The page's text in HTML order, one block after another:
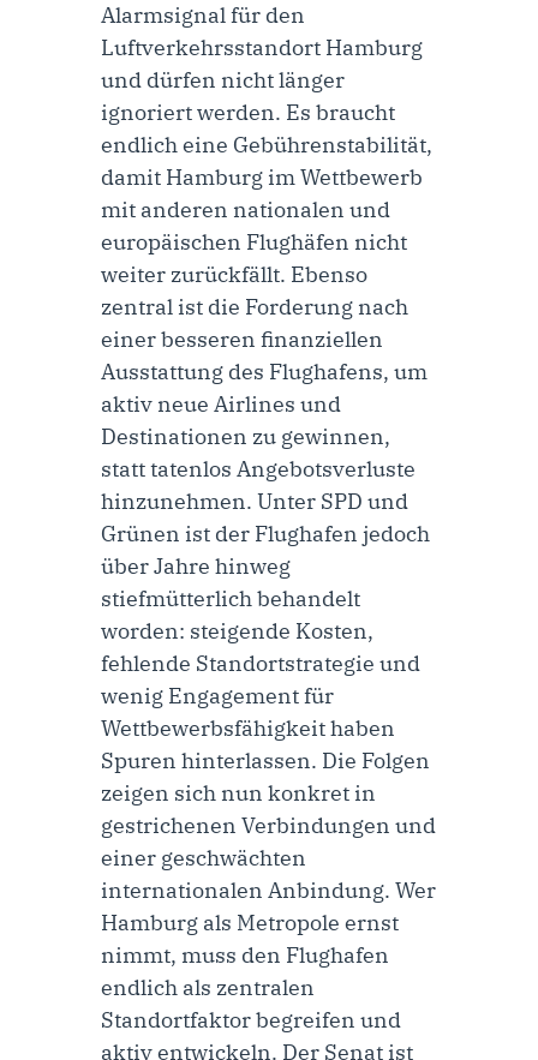
Alarmsignal für den
Luftverkehrsstandort Hamburg
und dürfen nicht länger
ignoriert werden. Es braucht
endlich eine Gebührenstabilität,
damit Hamburg im Wettbewerb
mit anderen nationalen und
europäischen Flughäfen nicht
weiter zurückfällt. Ebenso
zentral ist die Forderung nach
einer besseren finanziellen
Ausstattung des Flughafens, um
aktiv neue Airlines und
Destinationen zu gewinnen,
statt tatenlos Angebotsverluste
hinzunehmen. Unter SPD und
Grünen ist der Flughafen jedoch
über Jahre hinweg
stiefmütterlich behandelt
worden: steigende Kosten,
fehlende Standortstrategie und
wenig Engagement für
Wettbewerbsfähigkeit haben
Spuren hinterlassen. Die Folgen
zeigen sich nun konkret in
gestrichenen Verbindungen und
einer geschwächten
internationalen Anbindung. Wer
Hamburg als Metropole ernst
nimmt, muss den Flughafen
endlich als zentralen
Standortfaktor begreifen und
aktiv entwickeln. Der Senat ist